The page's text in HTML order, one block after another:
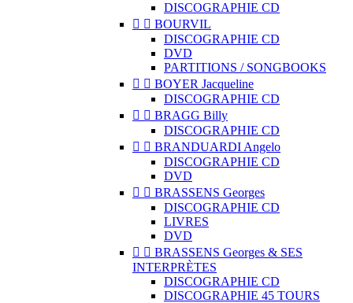
DISCOGRAPHIE CD
  BOURVIL
DISCOGRAPHIE CD
DVD
PARTITIONS / SONGBOOKS
  BOYER Jacqueline
DISCOGRAPHIE CD
  BRAGG Billy
DISCOGRAPHIE CD
  BRANDUARDI Angelo
DISCOGRAPHIE CD
DVD
  BRASSENS Georges
DISCOGRAPHIE CD
LIVRES
DVD
  BRASSENS Georges & SES
INTERPRÈTES
DISCOGRAPHIE CD
DISCOGRAPHIE 45 TOURS